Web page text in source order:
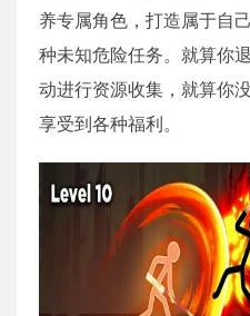
养专属角色，打造属于自
种未知危险任务。就算你
动进行资源收集，就算你
享受到各种福利。